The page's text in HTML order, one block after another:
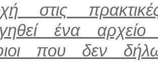
στις
ένα
που δεν